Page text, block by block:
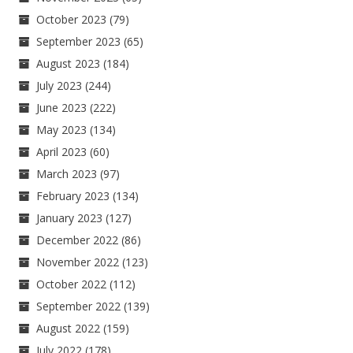
October 2023 (79)
September 2023 (65)
August 2023 (184)
July 2023 (244)
June 2023 (222)
May 2023 (134)
April 2023 (60)
March 2023 (97)
February 2023 (134)
January 2023 (127)
December 2022 (86)
November 2022 (123)
October 2022 (112)
September 2022 (139)
August 2022 (159)
July 2022 (178)